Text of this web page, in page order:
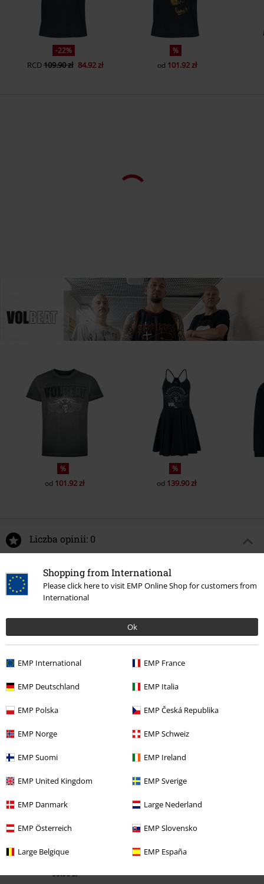
Shopping from International
Please click here to visit EMP Online Shop for customers from
International
Ok
EMP International EMP France
EMP Deutschland EMP Italia
EMP Polska EMP Česká Republika
EMP Norge EMP Schweiz
EMP Suomi EMP Ireland
EMP United Kingdom EMP Sverige
EMP Danmark Large Nederland
EMP Österreich EMP Slovensko
Large Belgique EMP España
Lightweight
-22%
RCD109.90 zł 84.92 zł
%
od 101.92 zł
%
od 101.92 zł
%
od 139.90 zł
Liczba opinii: 0
Napisz opinię o: Logo
Napisz opinię
Ostatnia wizyta
99.90 zł